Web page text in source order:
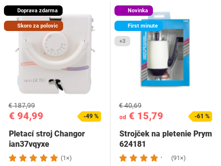
Doprava zdarma
Skoro za polovic
€ 94,99
€ 187,99
-49 %
Pletací stroj Changor
ian37vqyxe
(1×)
Novinka
First minute
+3
od € 15,79
€ 40,69
-61 %
Strojček na pletenie Prym
624181
(91×)